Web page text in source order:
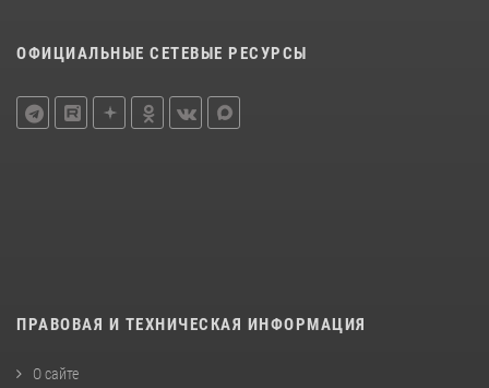
ОФИЦИАЛЬНЫЕ СЕТЕВЫЕ РЕСУРСЫ
ПРАВОВАЯ И ТЕХНИЧЕСКАЯ ИНФОРМАЦИЯ
О сайте